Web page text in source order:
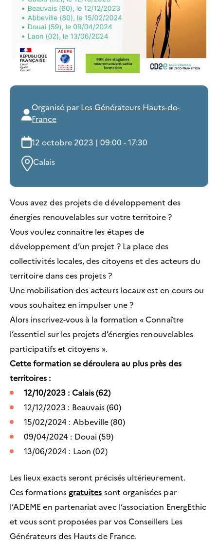
Organisé par Les Générateurs Hauts-de-
France
12 octobre 2023 | 09:00 - 17:30
Calais
Vous avez des projets de développement des
énergies renouvelables sur votre territoire ?
Vous voulez connaitre les étapes de
développement d’un projet ? La place des
collectivités locales, des citoyens et des acteurs du
territoire dans ces projets ?
Une mobilisation des acteurs locaux est en cours ou
vous souhaitez en impulser une ?
Alors inscrivez-vous à la formation « Connaître
l’essentiel sur les projets d’énergies renouvelables
participatifs et citoyens ».
Cette formation se déroulera au plus près des
territoires :
12/10/2023 : Calais (62)
12/12/2023 : Beauvais (60)
15/02/2024 : Abbeville (80)
09/04/2024 : Douai (59)
13/06/2024 : Laon (02)
Les lieux exacts seront précisés ultérieurement.
Ces formations gratuites sont organisées par
l’ADEME en partenariat avec l’association EnergEthic
et vous sont proposées par vos Conseillers Les
Générateurs des Hauts de France.